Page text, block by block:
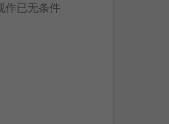
作已无条件